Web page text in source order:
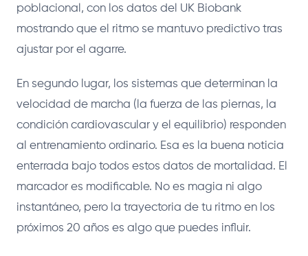
poblacional, con los datos del UK Biobank
mostrando que el ritmo se mantuvo predictivo tras
ajustar por el agarre.
En segundo lugar, los sistemas que determinan la
velocidad de marcha (la fuerza de las piernas, la
condición cardiovascular y el equilibrio) responden
al entrenamiento ordinario. Esa es la buena noticia
enterrada bajo todos estos datos de mortalidad. El
marcador es modificable. No es magia ni algo
instantáneo, pero la trayectoria de tu ritmo en los
próximos 20 años es algo que puedes influir.